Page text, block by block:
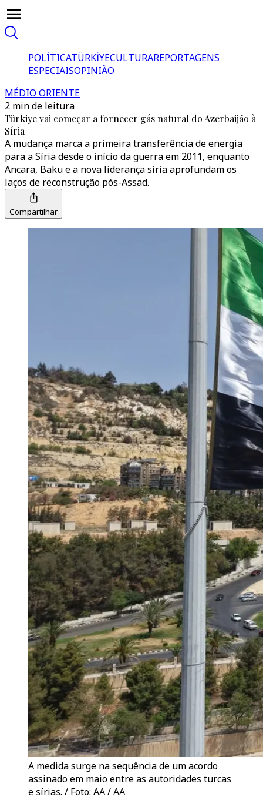
POLÍTICATÜRKİYECULTURAREPORTAGENS
ESPECIAISOPINIÃO
MÉDIO ORIENTE
2 min de leitura
Türkiye vai começar a fornecer gás natural do Azerbaijão à
Síria
A mudança marca a primeira transferência de energia
para a Síria desde o início da guerra em 2011, enquanto
Ancara, Baku e a nova liderança síria aprofundam os
laços de reconstrução pós-Assad.
Compartilhar
A medida surge na sequência de um acordo
assinado em maio entre as autoridades turcas
e sírias. / Foto: AA / AA